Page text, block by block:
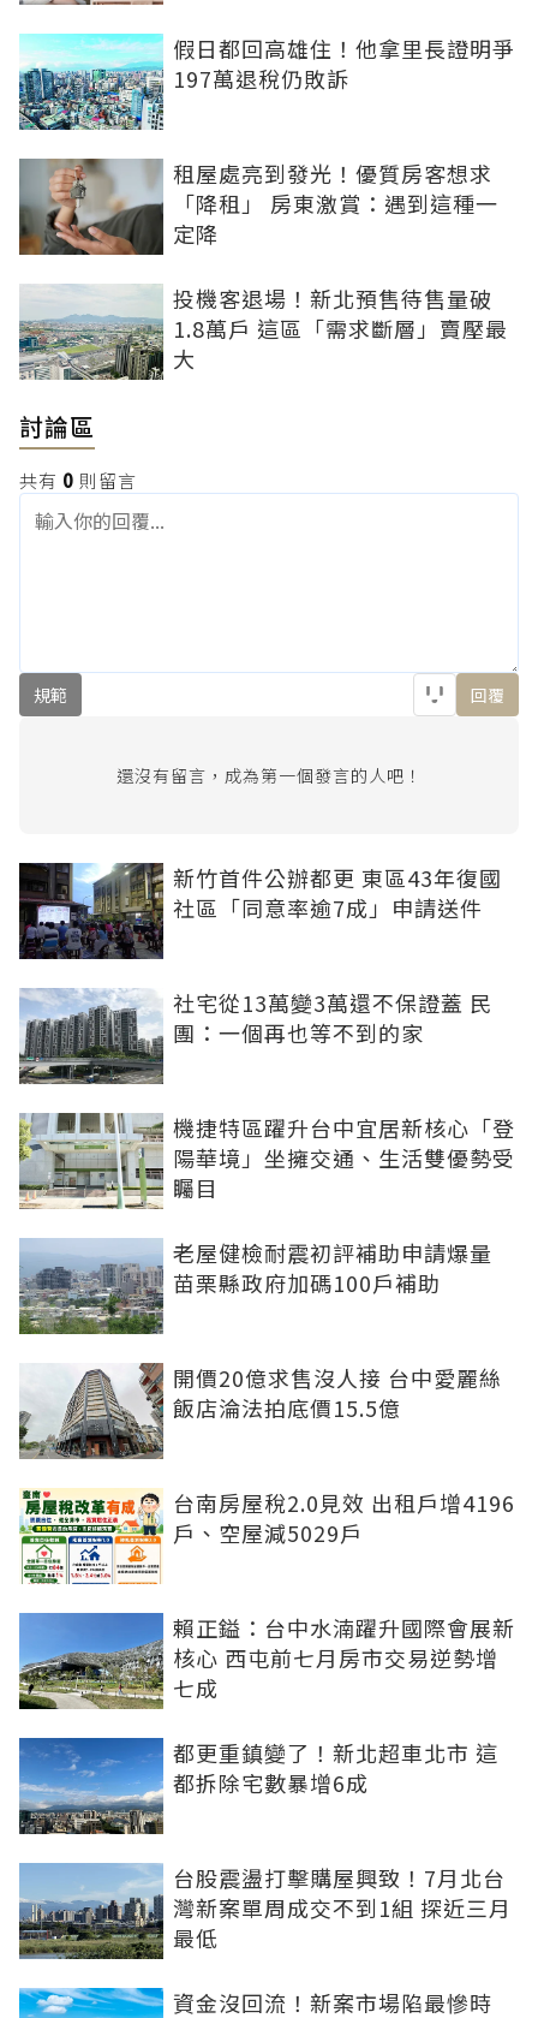
假日都回高雄住！他拿里長證明爭
197萬退稅仍敗訴
租屋處亮到發光！優質房客想求
「降租」 房東激賞：遇到這種一
定降
投機客退場！新北預售待售量破
1.8萬戶 這區「需求斷層」賣壓最
大
討論區
共有 0 則留言
規範 回覆
還沒有留言，成為第一個發言的人吧！
新竹首件公辦都更 東區43年復國
社區「同意率逾7成」申請送件
社宅從13萬變3萬還不保證蓋 民
團：一個再也等不到的家
機捷特區躍升台中宜居新核心「登
陽華境」坐擁交通、生活雙優勢受
矚目
老屋健檢耐震初評補助申請爆量
苗栗縣政府加碼100戶補助
開價20億求售沒人接 台中愛麗絲
飯店淪法拍底價15.5億
台南房屋稅2.0見效 出租戶增4196
戶、空屋減5029戶
賴正鎰：台中水湳躍升國際會展新
核心 西屯前七月房市交易逆勢增
七成
都更重鎮變了！新北超車北市 這
都拆除宅數暴增6成
台股震盪打擊購屋興致！7月北台
灣新案單周成交不到1組 探近三月
最低
資金沒回流！新案市場陷最慘時